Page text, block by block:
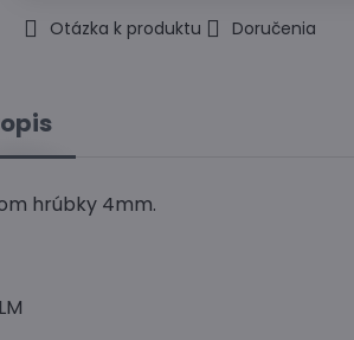
Otázka k produktu Doručenia
hrúbky 4mm.